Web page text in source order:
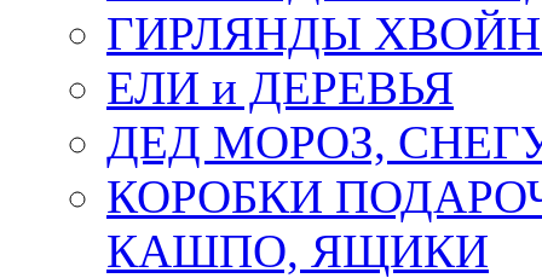
ГИРЛЯНДЫ
ЕЛИ и ДЕРЕВЬЯ
ДЕД МОРОЗ,
КОРОБКИ
КАШПО, ЯЩИКИ